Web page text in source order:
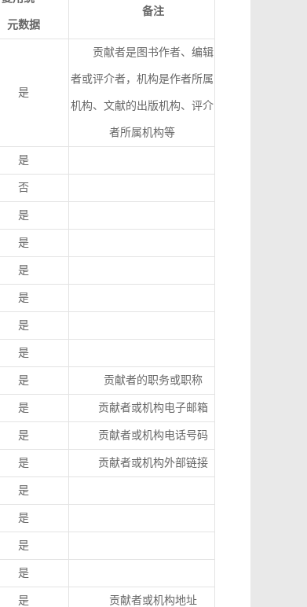
元数据
备注
是
贡献者是图书作者、编辑
者或评介者，机构是作者所属
机构、文献的出版机构、评介
者所属机构等
是
否
是
是
是
是
是
是
是 贡献者的职务或职称
是 贡献者或机构电子邮箱
是 贡献者或机构电话号码
是 贡献者或机构外部链接
是
是
是
是
是 贡献者或机构地址